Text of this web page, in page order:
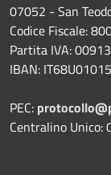
07052 - San
Codice Fiscale:
Partita IVA:
IBAN:
PEC:
Centralino Unico: